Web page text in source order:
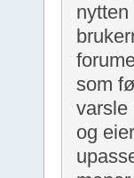
som
varsle
og